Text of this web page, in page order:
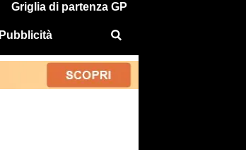
Griglia di partenza GP
Pubblicità